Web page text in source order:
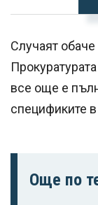
Случаят
все още е
спецификите
Още по